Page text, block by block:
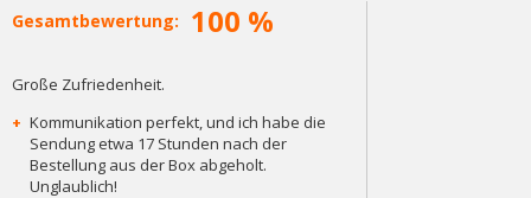
Gesamtbewertung: 100 %
Große Zufriedenheit.
+ Kommunikation perfekt, und ich habe die
Sendung etwa 17 Stunden nach der
Bestellung aus der Box abgeholt.
Unglaublich!